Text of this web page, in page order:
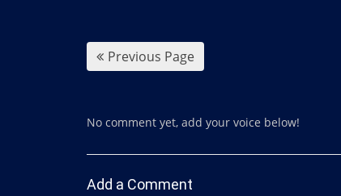
Previous Page
No comment yet, add your voice below!
Add a Comment